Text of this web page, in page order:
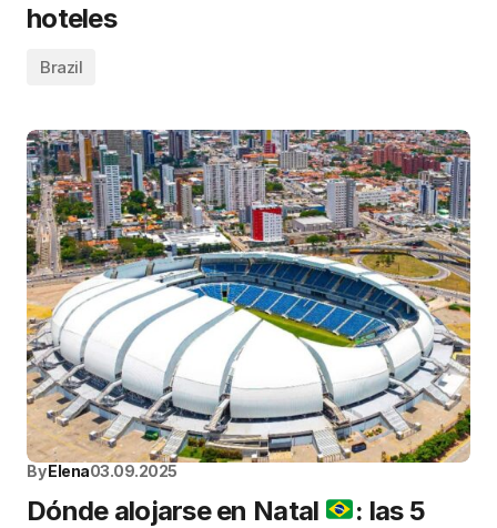
hoteles
Brazil
ByElena03.09.2025
Dónde alojarse en Natal
: las 5